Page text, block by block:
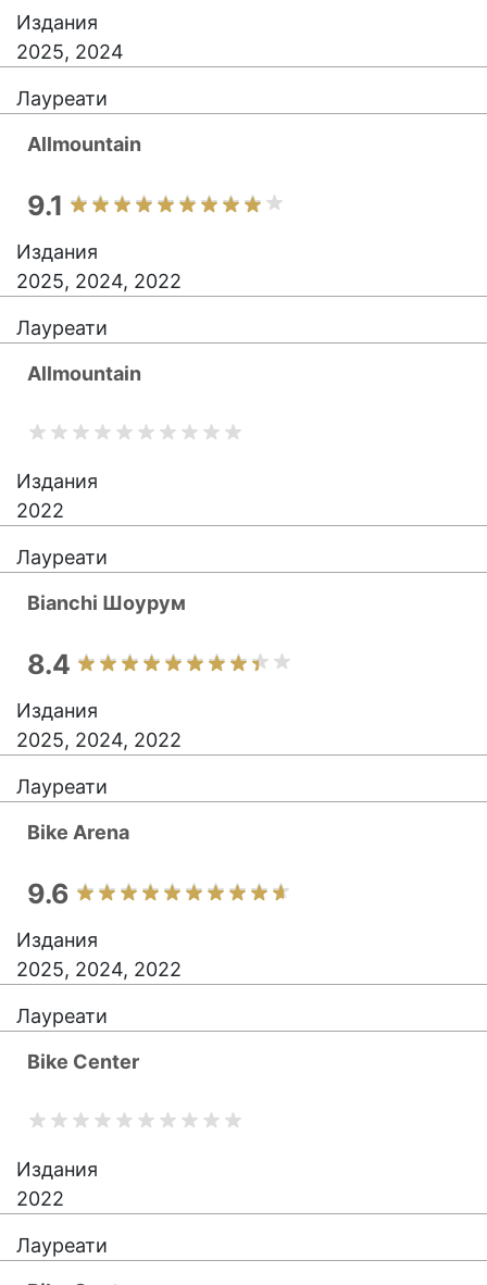
Издания
2025, 2024
Лауреати
Allmountain
9.1
Издания
2025, 2024, 2022
Лауреати
Allmountain
Издания
2022
Лауреати
Bianchi Шоурум
8.4
Издания
2025, 2024, 2022
Лауреати
Bike Arena
9.6
Издания
2025, 2024, 2022
Лауреати
Bike Center
Издания
2022
Лауреати